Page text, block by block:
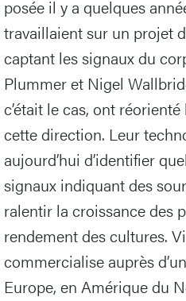
posée il y a quelques
travaillaient sur un projet
captant les signaux du
Plummer et Nigel
c’était le cas, ont
cette direction. Leur
aujourd’hui d’identifier
signaux indiquant des
ralentir la croissance des
rendement des cultures.
commercialise auprès
Europe, en Amérique du